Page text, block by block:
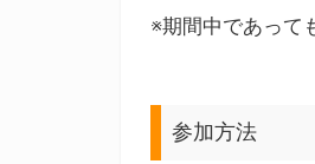
※期間中であって
参加方法